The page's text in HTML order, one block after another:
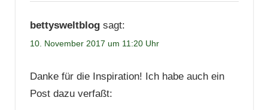
bettysweltblog sagt:
10. November 2017 um 11:20 Uhr
Danke für die Inspiration! Ich habe auch ein
Post dazu verfaßt: